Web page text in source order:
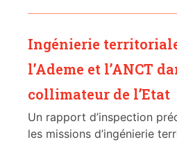
Ingénierie territoriale
l’Ademe et l’ANCT
collimateur de l’Etat
Un rapport d’inspection
les missions d’ingénierie